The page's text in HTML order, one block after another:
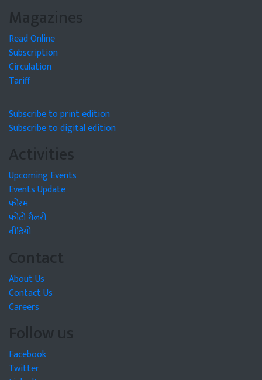
Magazines
Read Online
Subscription
Circulation
Tariff
Subscribe to print edition
Subscribe to digital edition
Activities
Upcoming Events
Events Update
फोरम
फोटो गैलरी
वीडियो
Contact
About Us
Contact Us
Careers
Follow us
Facebook
Twitter